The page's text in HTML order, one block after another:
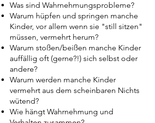
Was sind Wahrnehmungsprobleme?
Warum hüpfen und springen manche
Kinder, vor allem wenn sie "still sitzen"
müssen, vermehrt herum?
Warum stoßen/beißen manche Kinder
auffällig oft (gerne?!) sich selbst oder
andere?
Warum werden manche Kinder
vermehrt aus dem scheinbaren Nichts
wütend?
Wie hängt Wahrnehmung und